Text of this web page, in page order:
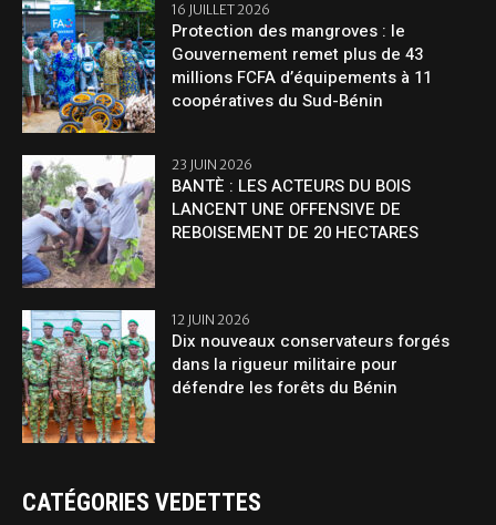
16 JUILLET 2026
Protection des mangroves : le
Gouvernement remet plus de 43
millions FCFA d’équipements à 11
coopératives du Sud-Bénin
23 JUIN 2026
BANTÈ : LES ACTEURS DU BOIS
LANCENT UNE OFFENSIVE DE
REBOISEMENT DE 20 HECTARES
12 JUIN 2026
Dix nouveaux conservateurs forgés
dans la rigueur militaire pour
défendre les forêts du Bénin
CATÉGORIES VEDETTES